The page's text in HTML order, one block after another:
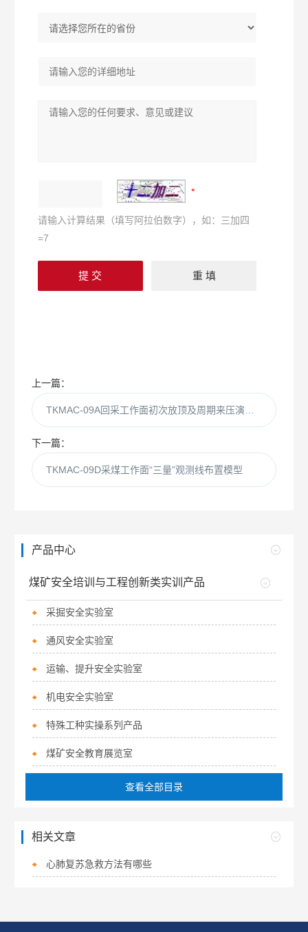
请输入计算结果（填写阿拉伯数字），如：三加四
=7
上一篇：
下一篇：
TKMAC-09D采煤工作面“三量”观测线布置模型
产品中心
煤矿安全培训与工程创新类实训产品
采掘安全实验室
通风安全实验室
运输、提升安全实验室
机电安全实验室
特殊工种实操系列产品
煤矿安全教育展览室
查看全部目录
相关文章
心肺复苏急救方法有哪些